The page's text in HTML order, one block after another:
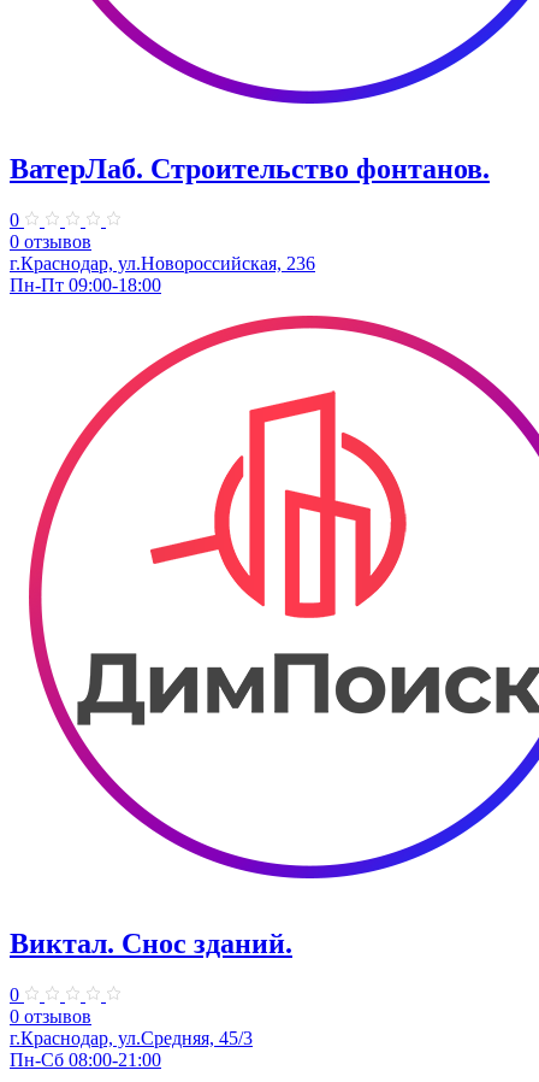
ВатерЛаб. Строительство фонтанов.
0
0 отзывов
г.Краснодар, ул.Новороссийская, 236
Пн-Пт 09:00-18:00
Виктал. Снос зданий.
0
0 отзывов
г.Краснодар, ул.Средняя, 45/3
Пн-Сб 08:00-21:00